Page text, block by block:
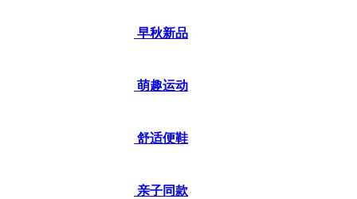
早秋新品
萌趣运动
舒适便鞋
亲子同款